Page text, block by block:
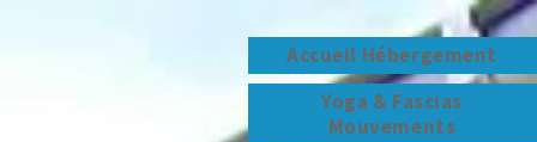
Accueil Hébergement
Yoga & Fascias
Mouvements